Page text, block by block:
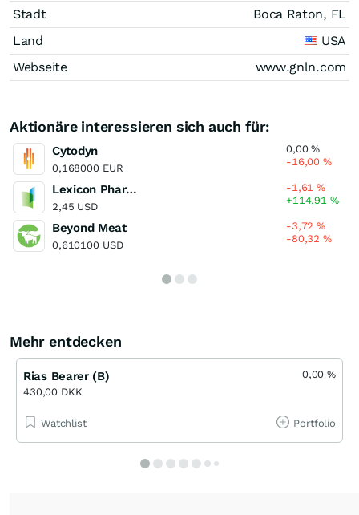
Stadt
Boca Raton, FL
Land
USA
Webseite
www.gnln.com
Aktionäre interessieren sich auch für:
Cytodyn
0,168000 EUR
0,00%
-16,00%
Lexicon Pharmaceuticals
2,45 USD
-1,61%
+114,91 %
Beyond Meat
0,610100 USD
-3,72%
-80,32%
Mehr entdecken
Rias Bearer (B)
430,00 DKK
0,00%
Watchlist Portfolio